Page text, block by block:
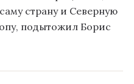
страну и Северную
подытожил Борис